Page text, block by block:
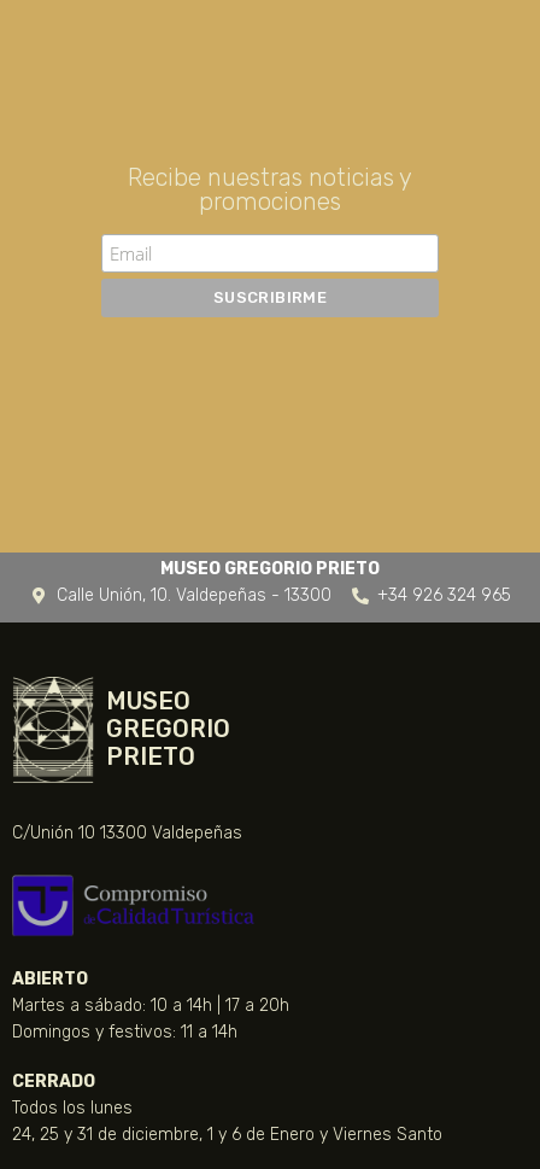
Recibe nuestras noticias y
promociones
MUSEO GREGORIO PRIETO
Calle Unión, 10. Valdepeñas - 13300
+34 926 324 965
MUSEO
GREGORIO
PRIETO
C/Unión 10 13300 Valdepeñas
ABIERTO
Martes a sábado: 10 a 14h | 17 a 20h
Domingos y festivos: 11 a 14h
CERRADO
Todos los lunes
24, 25 y 31 de diciembre, 1 y 6 de Enero y Viernes Santo